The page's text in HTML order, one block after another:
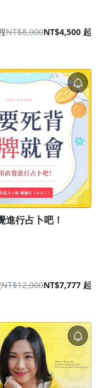
NT$8,000NT$4,500 起
行占卜吧！
NT$12,000NT$7,777 起